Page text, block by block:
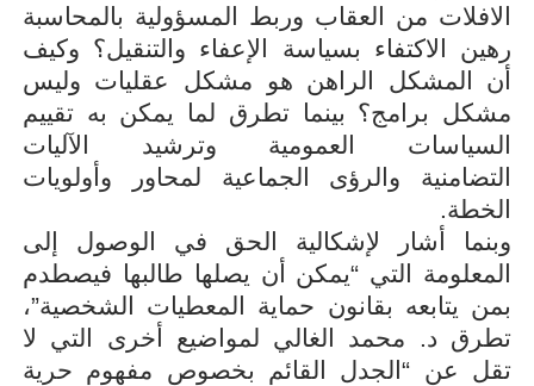
الافلات من العقاب وربط المسؤولية بالمحاسبة
رهين الاكتفاء بسياسة الإعفاء والتنقيل؟ وكيف
أن المشكل الراهن هو مشكل عقليات وليس
مشكل برامج؟ بينما تطرق لما يمكن به تقييم
السياسات العمومية وترشيد الآليات
التضامنية
والرؤى الجماعية لمحاور وأولويات
الخطة.
وبنما أشار لإشكالية الحق في الوصول إلى
المعلومة التي “يمكن أن يصلها طالبها فيصطدم
بمن يتابعه بقانون حماية المعطيات الشخصية”،
تطرق د. محمد الغالي لمواضيع أخرى التي لا
تقل عن “الجدل القائم بخصوص مفهوم حرية